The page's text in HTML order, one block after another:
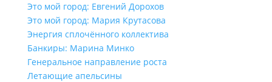
Это мой город: Евгений Дорохов
Это мой город: Мария Крутасова
Энергия сплочённого коллектива
Банкиры: Марина Минко
Генеральное направление роста
Летающие апельсины